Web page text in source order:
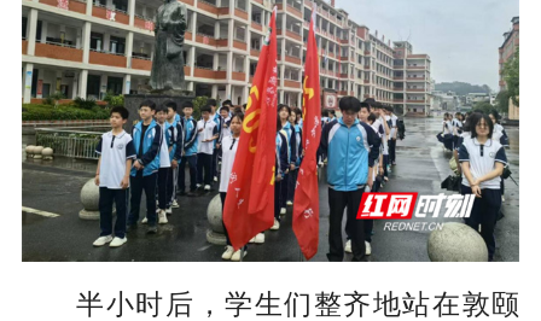
半小时后，学生们整齐地站在敦颐